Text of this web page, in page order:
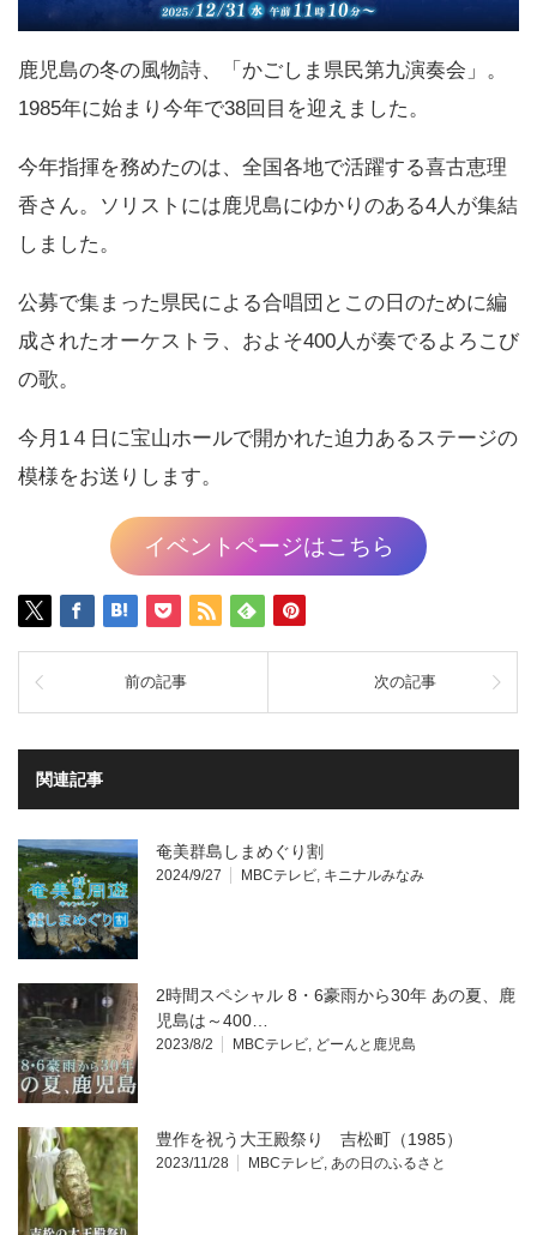
鹿児島の冬の風物詩、「かごしま県民第九演奏会」。
1985年に始まり今年で38回目を迎えました。
今年指揮を務めたのは、全国各地で活躍する喜古恵理
香さん。ソリストには鹿児島にゆかりのある4人が集結
しました。
公募で集まった県民による合唱団とこの日のために編
成されたオーケストラ、およそ400人が奏でるよろこび
の歌。
今月1４日に宝山ホールで開かれた迫力あるステージの
模様をお送りします。
イベントページはこちら
前の記事 次の記事
関連記事
奄美群島しまめぐり割
2024/9/27 MBCテレビ キニナルみなみ
2時間スペシャル 8・6豪雨から30年 あの夏、鹿
児島は～400…
2023/8/2 MBCテレビ どーんと鹿児島
豊作を祝う大王殿祭り 吉松町（1985）
2023/11/28 MBCテレビ あの日のふるさと